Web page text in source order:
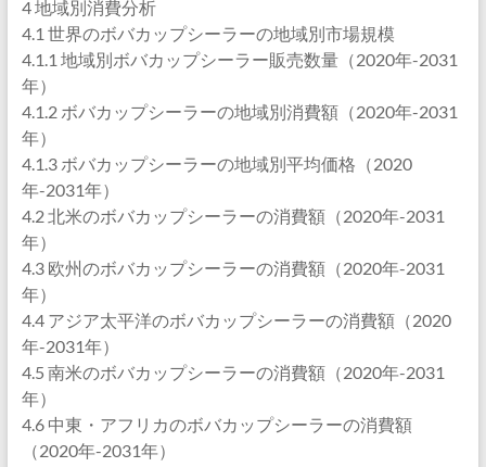
4 地域別消費分析
4.1 世界のボバカップシーラーの地域別市場規模
4.1.1 地域別ボバカップシーラー販売数量（2020年-2031
年）
4.1.2 ボバカップシーラーの地域別消費額（2020年-2031
年）
4.1.3 ボバカップシーラーの地域別平均価格（2020
年-2031年）
4.2 北米のボバカップシーラーの消費額（2020年-2031
年）
4.3 欧州のボバカップシーラーの消費額（2020年-2031
年）
4.4 アジア太平洋のボバカップシーラーの消費額（2020
年-2031年）
4.5 南米のボバカップシーラーの消費額（2020年-2031
年）
4.6 中東・アフリカのボバカップシーラーの消費額
（2020年-2031年）